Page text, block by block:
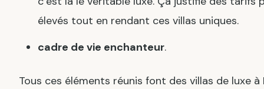
élevés tout en rendant ces villas uniques.
cadre de vie enchanteur.
Tous ces éléments réunis font des villas de luxe à